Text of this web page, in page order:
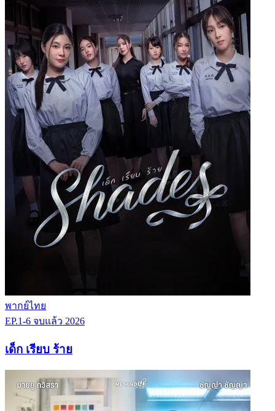
พากย์ไทย
EP.1-6 จบแล้ว 2026
เด็ก เรียบ ร้าย